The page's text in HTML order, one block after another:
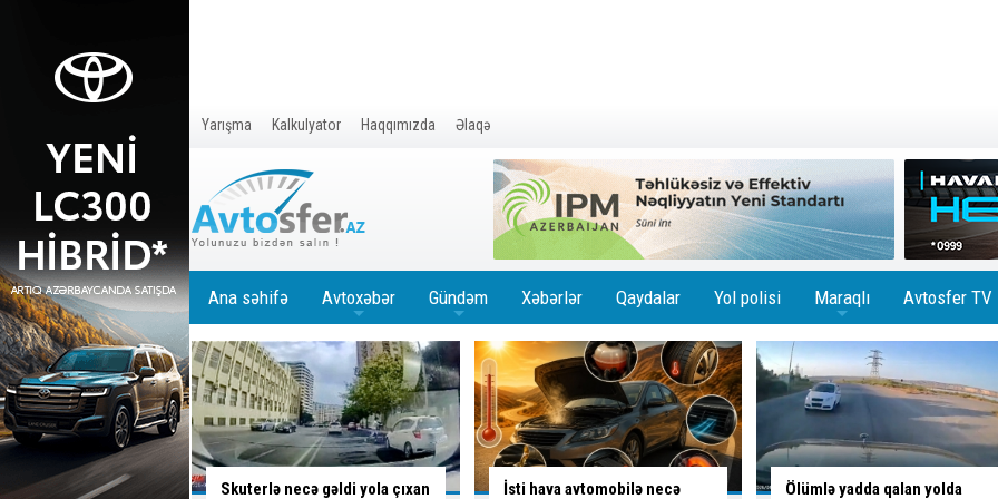
Yarışma Kalkulyator Haqqımızda Əlaqə
Ana səhifə Avtoxəbər Gündəm Xəbərlər Qaydalar Yol polisi Maraqlı Avtosfer TV
gəldi yola çıxan
İsti hava avtomobilə necə
Ölümlə yadda qalan yolda
Yolu bağladı, geriyə sürərək